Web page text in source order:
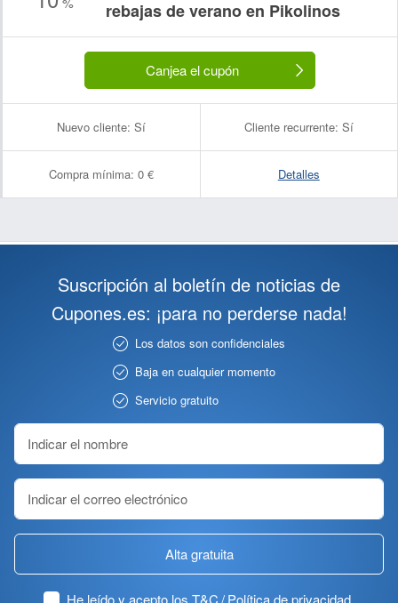
rebajas de verano en Pikolinos
Canjea el cupón
Nuevo cliente: Sí Cliente recurrente: Sí
Compra mínima: 0 € Detalles
Suscripción al boletín de noticias de
Cupones.es: ¡para no perderse nada!
Los datos son confidenciales
Baja en cualquier momento
Servicio gratuito
Alta gratuita
He leído y acepto los T&C / Política de privacidad.